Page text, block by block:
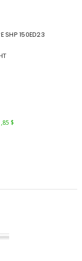
SHP 150ED23
$